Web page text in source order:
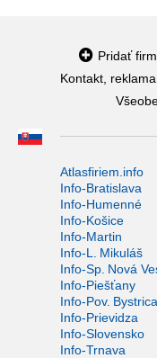
Pridať
Kontakt,
Atlasfiriem.info
Info-Bratislava
Info-Humenné
Info-Košice
Info-Martin
Info-L. Mikuláš
Info-Sp. Nová
Info-Piešťany
Info-Pov. Bystrica
Info-Prievidza
Info-Slovensko
Info-Trnava